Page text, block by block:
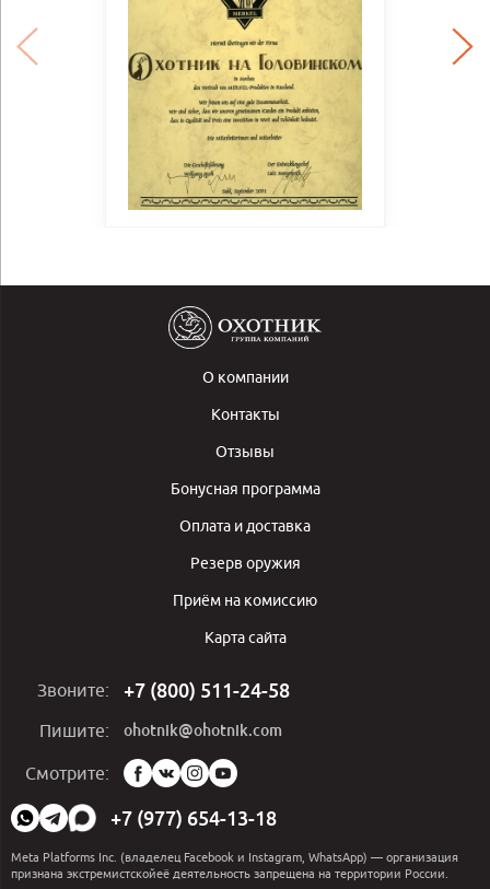
О компании
Контакты
Отзывы
Бонусная программа
Оплата и доставка
Резерв оружия
Приём на комиссию
Карта сайта
Звоните: +7 (800) 511-24-58
Пишите: ohotnik@ohotnik.com
Смотрите:
Мы
в
социальных
сетях:
+7 (977) 654-13-18
Meta Platforms Inc. (владелец Facebook и Instagram, WhatsApp) — организация
признана экстремистскойеё деятельность запрещена на территории России.